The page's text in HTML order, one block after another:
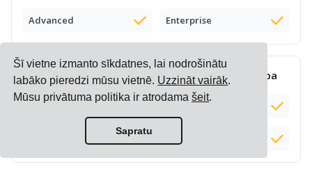
Šī vietne izmanto sīkdatnes, lai nodrošinātu
labāko pieredzi mūsu vietnē. Uzzināt vairāk.
Mūsu privātuma politika ir atrodamašeit.
Sapratu
Advanced Enterprise
Sarežģītapiemaksu aprēķināšanaun pārvaldība
Basic Standard